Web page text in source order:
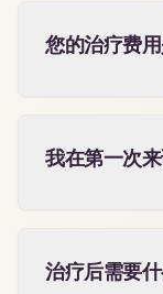
您的治疗费
我在第一次
治疗后需要